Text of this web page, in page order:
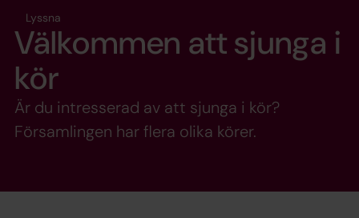
Lyssna
Välkommen att sjunga i
kör
Är du intresserad av att sjunga i kör?
Församlingen har flera olika körer.